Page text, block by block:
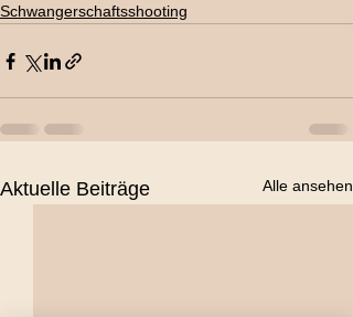
Schwangerschaftsshooting
Aktuelle Beiträge Alle ansehen